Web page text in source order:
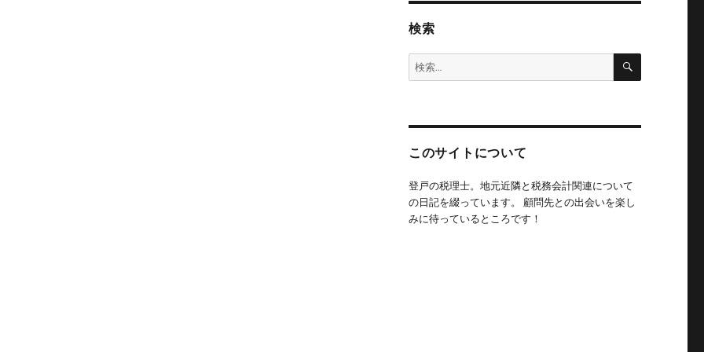
検索
検
索:
検
このサイトについて
登戸の税理士。地元近隣と税務会計関連について
の日記を綴っています。 顧問先との出会いを楽し
みに待っているところです！